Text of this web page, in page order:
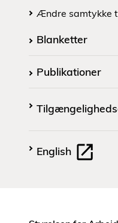
Ændre samtykke
Blanketter
Publikationer
English